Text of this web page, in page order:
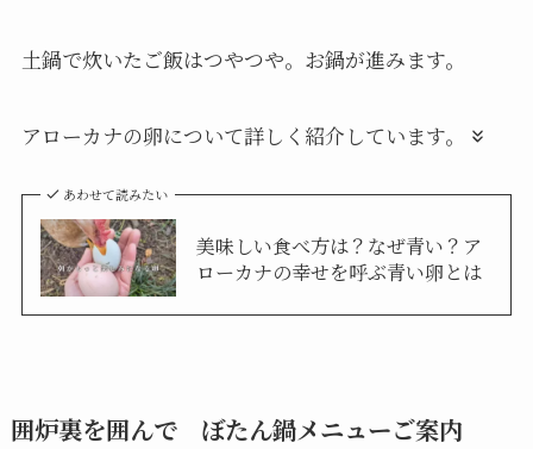
土鍋で炊いたご飯はつやつや。お鍋が進みます。
アローカナの卵について詳しく紹介しています。
あわせて読みたい
美味しい食べ方は？なぜ青い？ア
ローカナの幸せを呼ぶ青い卵とは
囲炉裏を囲んで ぼたん鍋メニューご案内